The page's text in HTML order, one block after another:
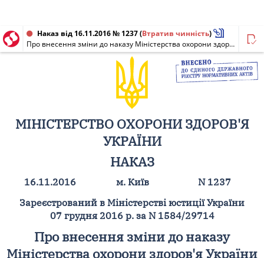
Наказ від 16.11.2016 № 1237(Втратив чинність)
Про внесення зміни до наказу Міністерства охорони здоров'я України від 23 грудня 2015 року N 890